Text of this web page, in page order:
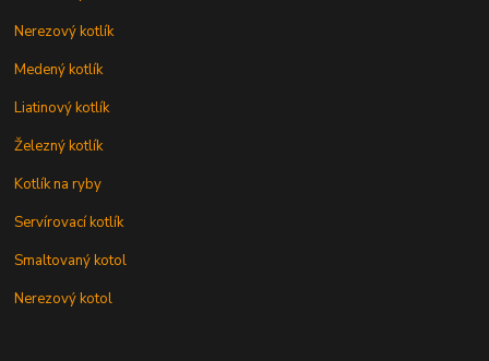
Nerezový kotlík
Medený kotlík
Liatinový kotlík
Železný kotlík
Kotlík na ryby
Servírovací kotlík
Smaltovaný kotol
Nerezový kotol